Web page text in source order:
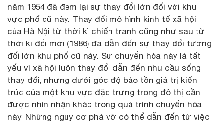
năm 1954 đã đem lại sự thay đổi lớn đối với khu
vực phố cũ này. Thay đổi mô hình kinh tế xã hội
của Hà Nội từ thời kì chiến tranh cũng như sau từ
thời kì đổi mới (1986) đã dẫn đến sự thay đổi tương
đối lớn khu phố cũ này. Sự chuyển hóa này là tất
yếu vì xã hội luôn thay đổi dẫn đến nhu cầu sống
thay đổi, nhưng dưới góc độ bảo tồn giá trị kiến
trúc của một khu vực đặc trưng trong đô thị cần
được nhìn nhận khác trong quá trình chuyển hóa
này. Những nguy cơ phá vỡ có thể dẫn đến từ việc